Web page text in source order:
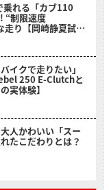
乗れる「カブ110
“制限速度
り【岡崎静夏試乗
イクで走りたい」
250 E-Clutchと
実体験】
人かわいい「スー
たこだわりとは？